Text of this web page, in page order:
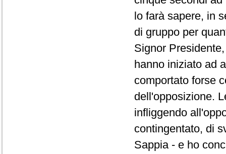
lo farà sapere, in
di gruppo per
Signor
hanno iniziato ad
comportato forse
dell'opposizione.
infliggendo
contingentato, di
Sappia - e ho